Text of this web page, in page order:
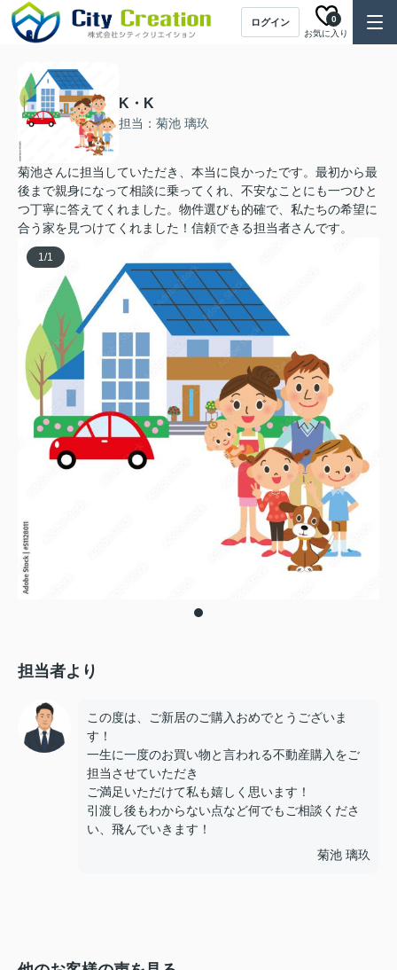
ログイン
お気に入り
0
K・K
担当：菊池 璃玖
菊池さんに担当していただき、本当に良かったです。最初から最
後まで親身になって相談に乗ってくれ、不安なことにも一つひと
つ丁寧に答えてくれました。物件選びも的確で、私たちの希望に
合う家を見つけてくれました！信頼できる担当者さんです。
1/1
担当者より
この度は、ご新居のご購入おめでとうございま
す！
一生に一度のお買い物と言われる不動産購入をご
担当させていただき
ご満足いただけて私も嬉しく思います！
引渡し後もわからない点など何でもご相談くださ
い、飛んでいきます！
菊池 璃玖